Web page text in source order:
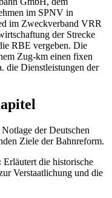
im SPNV in
im Zweckverband VRR
der Strecke
RBE vergeben. Die
Zug-km einen fixen
die Dienstleistungen der
der Deutschen
Ziele der Bahnreform.
Erläutert die historische
Verstaatlichung und die